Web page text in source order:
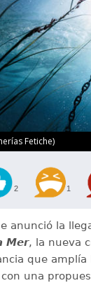
Fetiche)
2 1
anunció la
Mer, la nueva
que amplía
una